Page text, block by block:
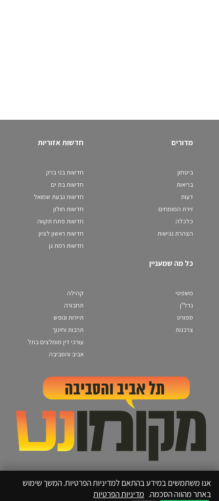
מדורים
ביטחון
בריאות
דעות
זירת המומחים
כלכלה
הצהרת נגישות
חדשות אזוריות
חדשות בני ברק
חדשות בת ים
חדשות גבעת שמואל
חדשות חולון
חדשות פתח תקווה
חדשות ראשון לציון
חדשות רמת גן
כל מה שמעניין
משפטי
נדל"ן
ספורט
צרכנות
קהילה
תחבורה
תיירות ונופש
תרבות וחינוך
עורכי דין מומלצים בתל
אביב והסביבה
אנו משתמשים במידע בהתאם למדיניות הפרטיות. המשך שימוש
באתר מהווה הסכמה. מדיניות הפרטיות